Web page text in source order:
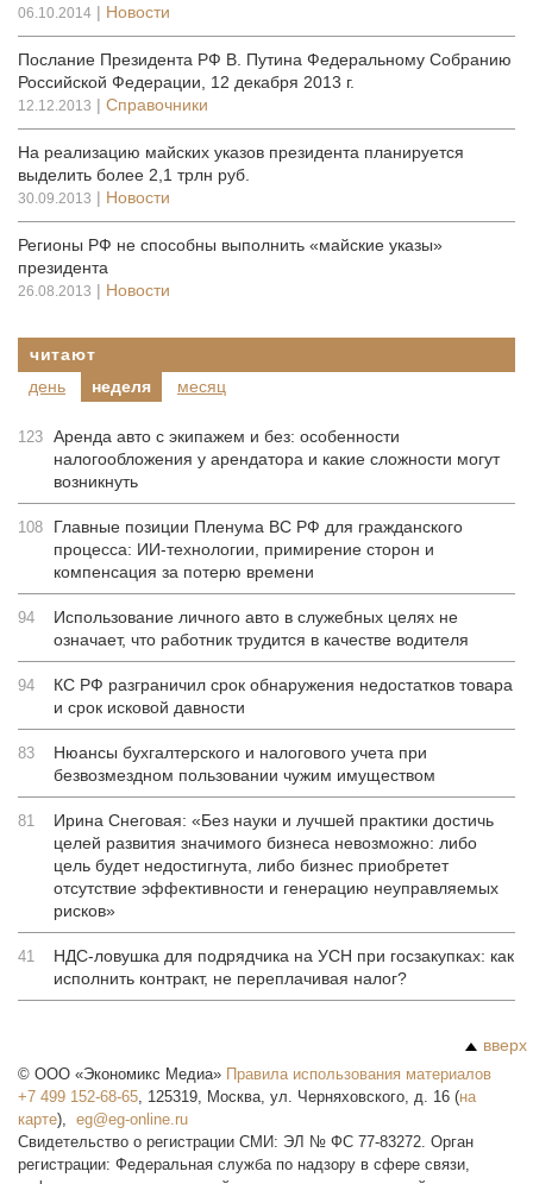
06.10.2014 | Новости
Послание Президента РФ В. Путина Федеральному Собранию
Российской Федерации, 12 декабря 2013 г.
12.12.2013 | Справочники
На реализацию майских указов президента планируется
выделить более 2,1 трлн руб.
30.09.2013 | Новости
Регионы РФ не способны выполнить «майские указы»
президента
26.08.2013 | Новости
читают
день
неделя месяц
123 Аренда авто с экипажем и без: особенности
налогообложения у арендатора и какие сложности могут
возникнуть
108
Главные позиции Пленума ВС РФ для гражданского
процесса: ИИ-технологии, примирение сторон и
компенсация за потерю времени
94
Использование личного авто в служебных целях не
означает, что работник трудится в качестве водителя
94
КС РФ разграничил срок обнаружения недостатков товара
и срок исковой давности
83
Нюансы бухгалтерского и налогового учета при
безвозмездном пользовании чужим имуществом
81
Ирина Снеговая: «Без науки и лучшей практики достичь
целей развития значимого бизнеса невозможно: либо
цель будет недостигнута, либо бизнес приобретет
отсутствие эффективности и генерацию неуправляемых
рисков»
41
НДС-ловушка для подрядчика на УСН при госзакупках: как
исполнить контракт, не переплачивая налог?
вверх
© ООО «Экономикс Медиа» Правила использования материалов
+7 499 152-68-65, 125319, Москва, ул. Черняховского, д. 16 (на
карте),
Свидетельство о регистрации СМИ: ЭЛ № ФС 77-83272. Орган
регистрации: Федеральная служба по надзору в сфере связи,